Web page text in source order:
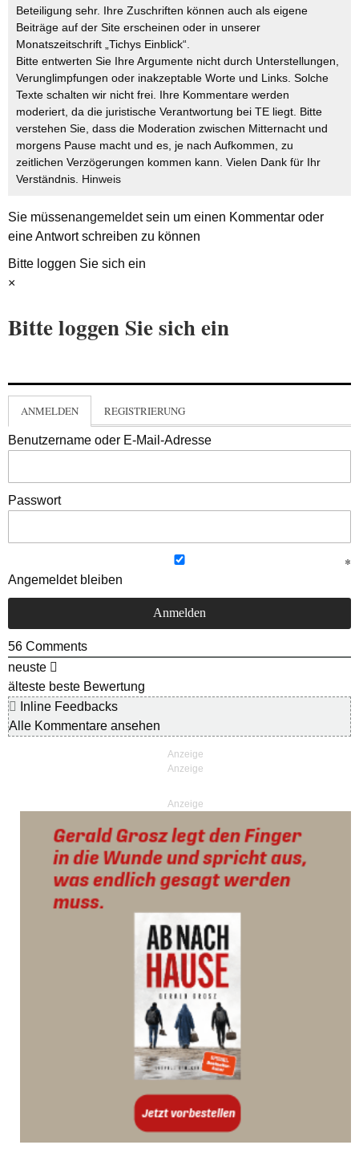
Beteiligung sehr. Ihre Zuschriften können auch als eigene
Beiträge auf der Site erscheinen oder in unserer
Monatszeitschrift „Tichys Einblick“.
Bitte entwerten Sie Ihre Argumente nicht durch Unterstellungen,
Verunglimpfungen oder inakzeptable Worte und Links. Solche
Texte schalten wir nicht frei. Ihre Kommentare werden
moderiert, da die juristische Verantwortung bei TE liegt. Bitte
verstehen Sie, dass die Moderation zwischen Mitternacht und
morgens Pause macht und es, je nach Aufkommen, zu
zeitlichen Verzögerungen kommen kann. Vielen Dank für Ihr
Verständnis. Hinweis
Sie müssenangemeldetsein um einen Kommentar oder
eine Antwort schreiben zu können
Bitte loggen Sie sich ein
×
Bitte loggen Sie sich ein
ANMELDEN REGISTRIERUNG
Benutzername oder E-Mail-Adresse
Passwort
Angemeldet bleiben
56 Comments
neuste
älteste beste Bewertung
Inline Feedbacks
Alle Kommentare ansehen
Anzeige